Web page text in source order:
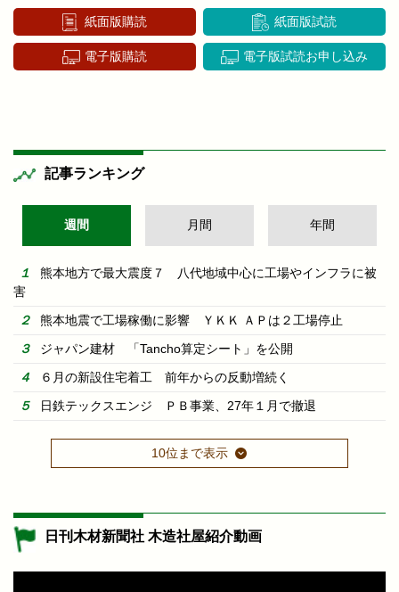
紙面版購読 紙面版試読
電子版購読 電子版試読お申し込み
記事ランキング
週間 月間 年間
熊本地方で最大震度７ 八代地域中心に工場やインフラに被
害
熊本地震で工場稼働に影響 ＹＫＫ ＡＰは２工場停止
ジャパン建材 「Tancho算定シート」を公開
６月の新設住宅着工 前年からの反動増続く
日鉄テックスエンジ ＰＢ事業、27年１月で撤退
10位まで表示
日刊木材新聞社 木造社屋紹介動画